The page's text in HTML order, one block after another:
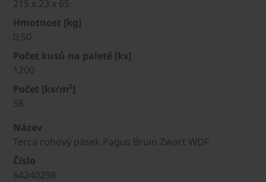
215 x 23 x 65
Hmotnost [kg]
0,50
Počet kusů na paletě [ks]
1200
Počet [ks/m²]
58
Název
Terca rohový pásek Pagus Bruin Zwart WDF
Číslo
64240298